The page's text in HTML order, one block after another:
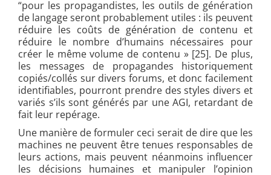
“pour les propagandistes, les outils de génération
de langage seront probablement utiles : ils peuvent
réduire les coûts de génération de contenu et
réduire le nombre d’humains nécessaires pour
créer le même volume de contenu » [25]. De plus,
les messages de propagandes historiquement
copiés/collés sur divers forums, et donc facilement
identifiables, pourront prendre des styles divers et
variés s’ils sont générés par une AGI, retardant de
fait leur repérage.
Une manière de formuler ceci serait de dire que les
machines ne peuvent être tenues responsables de
leurs actions, mais peuvent néanmoins influencer
les décisions humaines et manipuler l’opinion